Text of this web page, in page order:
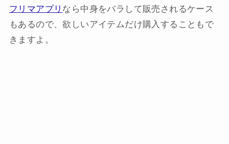
フリマアプリ なら中身をバラして販売されるケース
もあるので、欲しいアイテムだけ購入することもで
きますよ。